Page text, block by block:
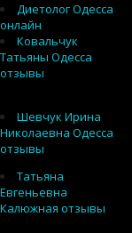
Диетолог Одесса
онлайн
Ковальчук
Татьяны Одесса
отзывы
Шевчук Ирина
Николаевна Одесса
отзывы
Татьяна
Евгеньевна
Калюжная отзывы